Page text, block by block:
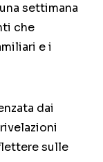
settimana
che
e i
dai
sulle